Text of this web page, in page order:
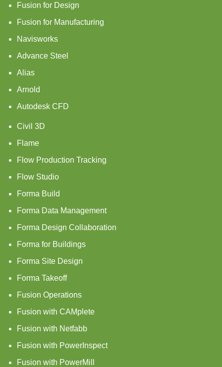
Fusion for Design
Fusion for Manufacturing
Navisworks
Advance Steel
Alias
Arnold
Autodesk CFD
Civil 3D
Flame
Flow Production Tracking
Flow Studio
Forma Build
Forma Data Management
Forma Design Collaboration
Forma for Buildings
Forma Site Design
Forma Takeoff
Fusion Operations
Fusion with CAMplete
Fusion with Netfabb
Fusion with PowerInspect
Fusion with PowerMill